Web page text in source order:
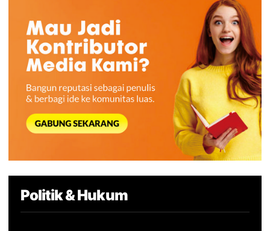
Politik & Hukum